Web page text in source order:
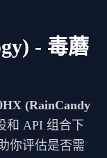
- 毒蘑
(RainCandy
和 API 组合下
你评估是否需